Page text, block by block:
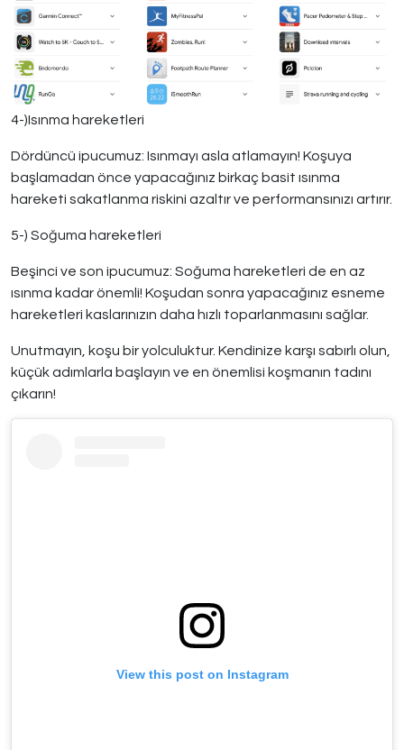
4-)Isınma hareketleri
Dördüncü ipucumuz: Isınmayı asla atlamayın! Koşuya
başlamadan önce yapacağınız birkaç basit ısınma
hareketi sakatlanma riskini azaltır ve performansınızı artırır.
5-) Soğuma hareketleri
Beşinci ve son ipucumuz: Soğuma hareketleri de en az
ısınma kadar önemli! Koşudan sonra yapacağınız esneme
hareketleri kaslarınızın daha hızlı toparlanmasını sağlar.
Unutmayın, koşu bir yolculuktur. Kendinize karşı sabırlı olun,
küçük adımlarla başlayın ve en önemlisi koşmanın tadını
çıkarın!
View this post on Instagram